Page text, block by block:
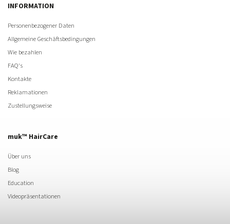
INFORMATION
Personenbezogener Daten
Allgemeine Geschäftsbedingungen
Wie bezahlen
FAQ's
Kontakte
Reklamationen
Zustellungsweise
muk™ HairCare
Über uns
Blog
Education
Videopräsentationen